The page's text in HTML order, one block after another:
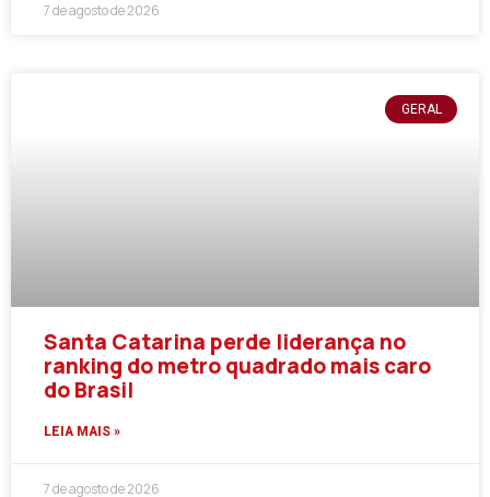
7 de agosto de 2026
GERAL
Santa Catarina perde liderança no
ranking do metro quadrado mais caro
do Brasil
LEIA MAIS »
7 de agosto de 2026